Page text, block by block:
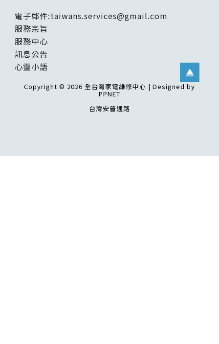
電子郵件:taiwans.services@gmail.com
服務宗旨
服務中心
訊息公告
心靈小語
Copyright © 2026 全台灣家電維修中心 | Designed by
PPNET
台灣安普通路